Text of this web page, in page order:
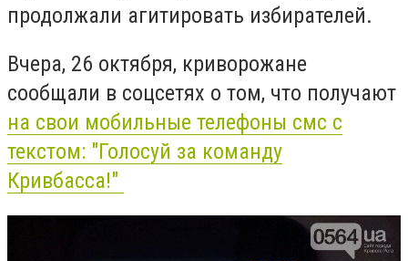
продолжали агитировать избирателей.
Вчера, 26 октября, криворожане
сообщали в соцсетях о том, что получают
на свои мобильные телефоны смс с
текстом: "Голосуй за команду
Кривбасса!"